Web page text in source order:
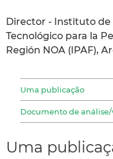
Director - Instituto de
Tecnológico para la
Región NOA (IPAF),
Uma publicação
Documento de
Uma